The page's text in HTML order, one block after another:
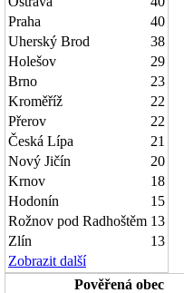
Praha
40
Uherský Brod
38
Holešov
29
Brno
23
Kroměříž
22
Přerov
22
Česká Lípa
21
Nový Jičín
20
Krnov
18
Hodonín
15
Rožnov pod Radhoštěm 13
Zlín
13
Zobrazit další
Pověřená obec